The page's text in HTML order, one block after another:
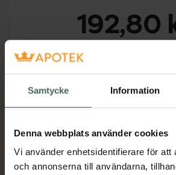
Samtycke Information
Denna webbplats använder cookies
Vi använder enhetsidentifierare för att
och annonserna till användarna,
192,80
Köp via ditt recept
Beskrivning